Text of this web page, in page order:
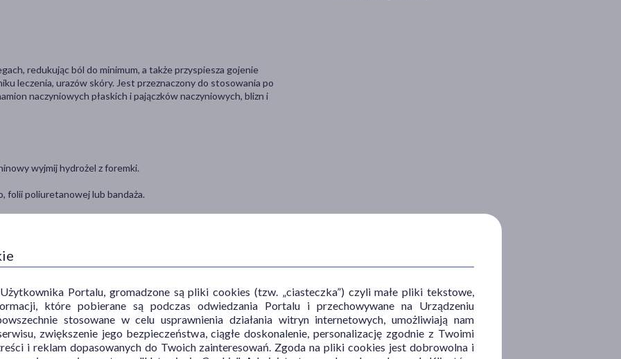
redukując ból do minimum, a także przyspiesza gojenie
leczenia, urazów skóry. Jest przeznaczony do stosowania po
naczyniowych płaskich i pajączków naczyniowych, blizn i
wyjmij hydrożel z foremki.
folii poliuretanowej lub bandaża.
lub etykietą.
wyrobu. W razie wystąpienia niepokojących objawów lub
się z lekarzem.
i wilgoci.
Portalu, gromadzone są pliki cookies (tzw. „ciasteczka”) czyli małe pliki tekstowe,
które pobierane są podczas odwiedzania Portalu i przechowywane na Urządzeniu
stosowane w celu usprawnienia działania witryn internetowych, umożliwiają nam
zwiększenie jego bezpieczeństwa, ciągłe doskonalenie, personalizację zgodnie z Twoimi
i reklam dopasowanych do Twoich zainteresowań. Zgoda na pliki cookies jest dobrowolna i